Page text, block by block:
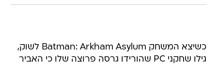
כשיצא המשחק Batman: Arkham Asylum לשוק,
גילו שחקני PC שהורידו גרסה פרוצה שלו כי האביר